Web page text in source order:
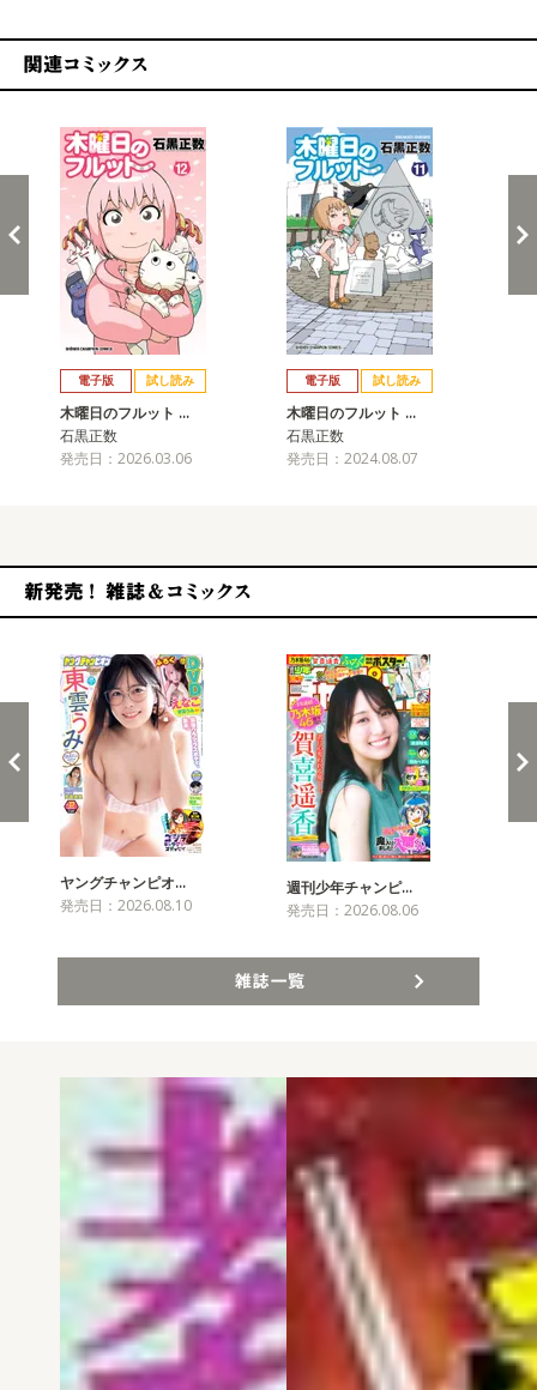
電子版 試し読み
木曜日のフルット …
石黒正数
発売日：2026.03.06
電子版 試し読み
木曜日のフルット …
石黒正数
発売日：2024.08.07
ヤングチャンピオ…
発売日：2026.08.10
週刊少年チャンピ…
発売日：2026.08.06